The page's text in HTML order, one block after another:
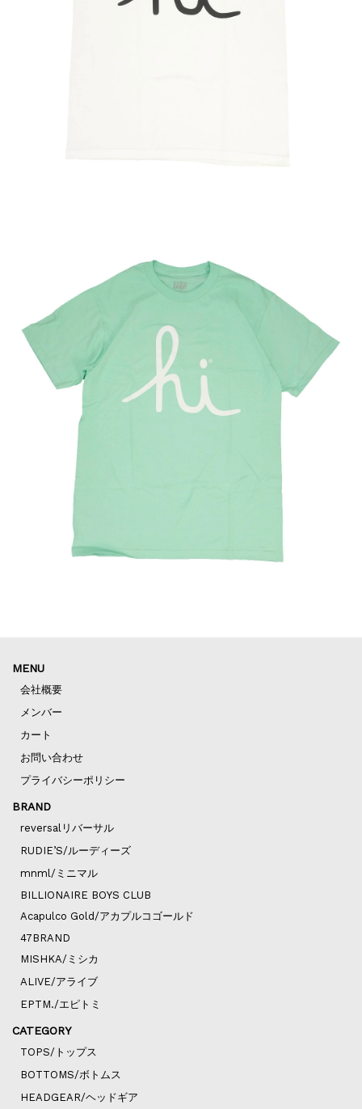
MENU
会社概要
メンバー
カート
お問い合わせ
プライバシーポリシー
BRAND
reversalリバーサル
RUDIE’S/ルーディーズ
mnml/ミニマル
BILLIONAIRE BOYS CLUB
Acapulco Gold/アカプルコゴールド
47BRAND
MISHKA/ミシカ
ALIVE/アライブ
EPTM./エピトミ
CATEGORY
TOPS/トップス
BOTTOMS/ボトムス
HEADGEAR/ヘッドギア